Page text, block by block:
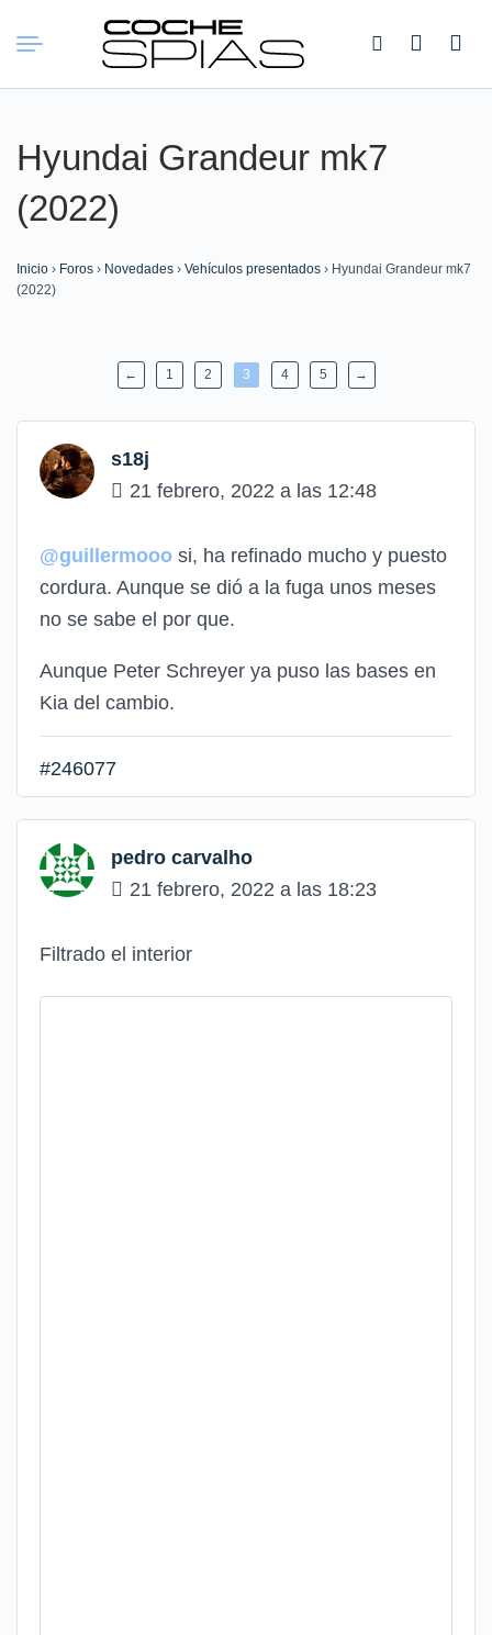
Buscar:
Hyundai Grandeur mk7
(2022)
Inicio › Foros › Novedades › Vehículos presentados › Hyundai Grandeur mk7
(2022)
← 1 2 3 4 5 →
s18j
21 febrero, 2022 a las 12:48
@guillermooo si, ha refinado mucho y puesto
cordura. Aunque se dió a la fuga unos meses
no se sabe el por que.
Aunque Peter Schreyer ya puso las bases en
Kia del cambio.
#246077
pedro carvalho
21 febrero, 2022 a las 18:23
Filtrado el interior